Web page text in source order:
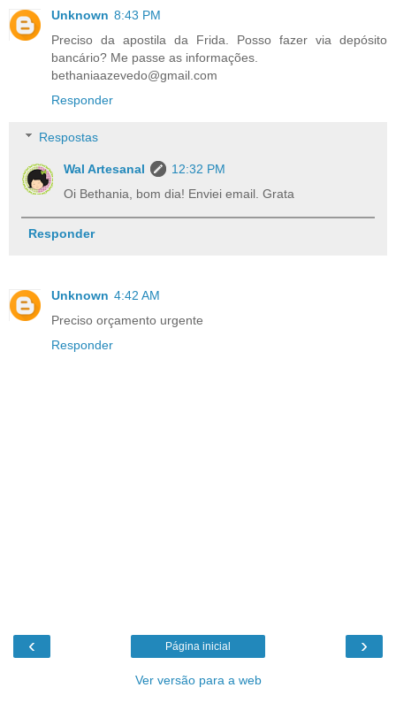
Unknown 8:43 PM
Preciso da apostila da Frida. Posso fazer via depósito
bancário? Me passe as informações.
bethaniaazevedo@gmail.com
Responder
Respostas
Wal Artesanal
12:32 PM
Oi Bethania, bom dia! Enviei email. Grata
Responder
Unknown 4:42 AM
Preciso orçamento urgente
Responder
‹ ›
Página inicial
Ver versão para a web